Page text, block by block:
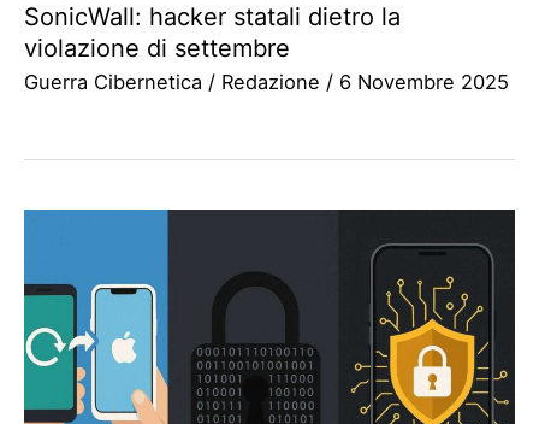
SonicWall: hacker statali dietro la
violazione di settembre
Guerra Cibernetica / Redazione / 6 Novembre 2025